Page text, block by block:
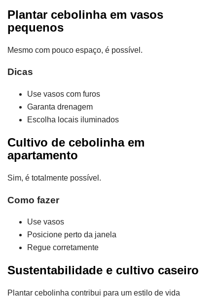
Plantar cebolinha em vasos
pequenos
Mesmo com pouco espaço, é possível.
Dicas
Use vasos com furos
Garanta drenagem
Escolha locais iluminados
Cultivo de cebolinha em
apartamento
Sim, é totalmente possível.
Como fazer
Use vasos
Posicione perto da janela
Regue corretamente
Sustentabilidade e cultivo caseiro
Plantar cebolinha contribui para um estilo de vida